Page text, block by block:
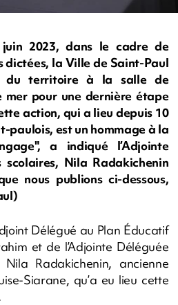
2023, dans le cadre de
dictées, la Ville de Saint-Paul
du territoire à la salle de
pour une dernière étape
action, qui a lieu depuis 10
paulois, est un hommage à la
a indiqué l’Adjointe
Nila Radakichenin
nous publions ci-dessous,
Délégué au Plan Éducatif
et de l’Adjointe Déléguée
Radakichenin, ancienne
Siarane, qu’a eu lieu cette